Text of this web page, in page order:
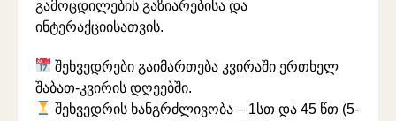
გამოცდილების გაზიარებისა და
ინტერაქციისათვის.
შეხვედრები გაიმართება კვირაში ერთხელ
შაბათ-კვირის დღეებში.
შეხვედრის ხანგრძლივობა – 1სთ და 45 წთ (5-